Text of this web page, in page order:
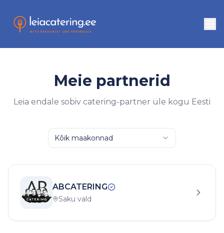
Meie partnerid
Leia endale sobiv catering-partner üle kogu Eesti
Kõik maakonnad
ABCATERING
Saku vald